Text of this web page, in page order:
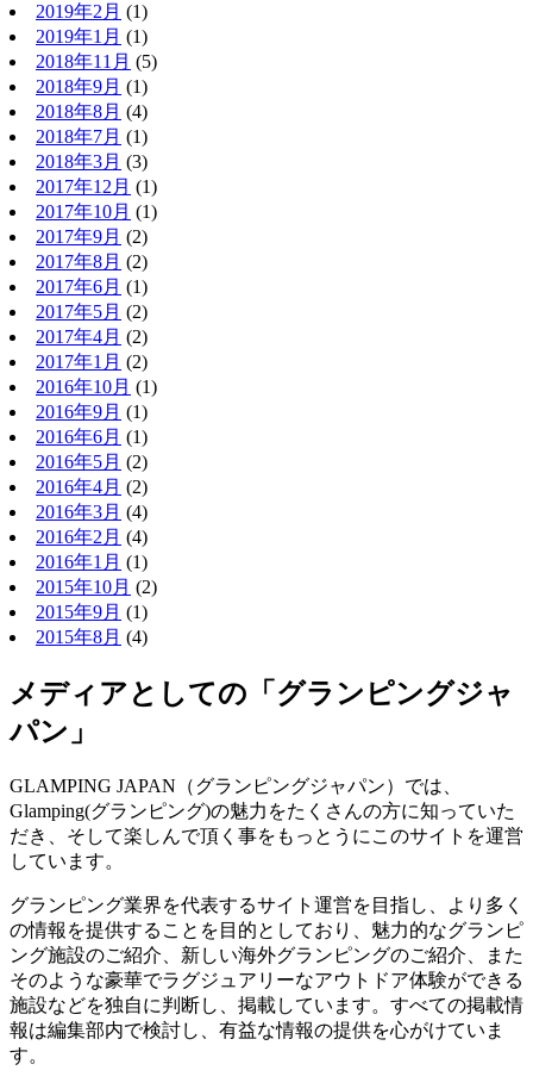
2019年2月 (1)
2019年1月 (1)
2018年11月 (5)
2018年9月 (1)
2018年8月 (4)
2018年7月 (1)
2018年3月 (3)
2017年12月 (1)
2017年10月 (1)
2017年9月 (2)
2017年8月 (2)
2017年6月 (1)
2017年5月 (2)
2017年4月 (2)
2017年1月 (2)
2016年10月 (1)
2016年9月 (1)
2016年6月 (1)
2016年5月 (2)
2016年4月 (2)
2016年3月 (4)
2016年2月 (4)
2016年1月 (1)
2015年10月 (2)
2015年9月 (1)
2015年8月 (4)
メディアとしての「グランピングジャ
パン」
GLAMPING JAPAN（グランピングジャパン）では、
Glamping(グランピング)の魅力をたくさんの方に知っていた
だき、そして楽しんで頂く事をもっとうにこのサイトを運営
しています。
グランピング業界を代表するサイト運営を目指し、より多く
の情報を提供することを目的としており、魅力的なグランピ
ング施設のご紹介、新しい海外グランピングのご紹介、また
そのような豪華でラグジュアリーなアウトドア体験ができる
施設などを独自に判断し、掲載しています。すべての掲載情
報は編集部内で検討し、有益な情報の提供を心がけていま
す。